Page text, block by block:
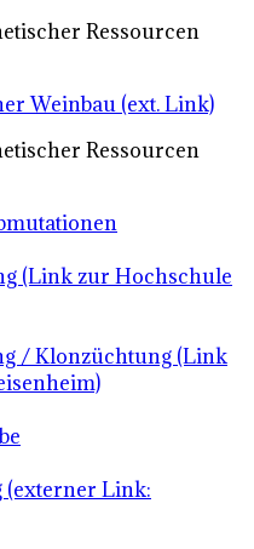
Ressourcen
Weinbau (ext. Link)
Ressourcen
(Link zur Hochschule
/ Klonzüchtung (Link
(externer Link: